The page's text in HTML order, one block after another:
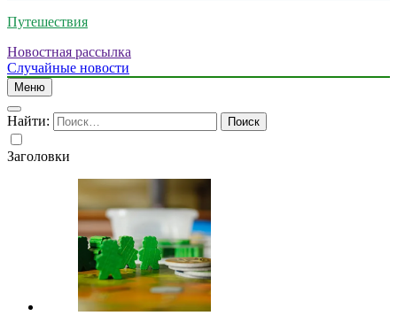
Путешествия
Новостная рассылка
Случайные новости
Меню
Найти:
Заголовки